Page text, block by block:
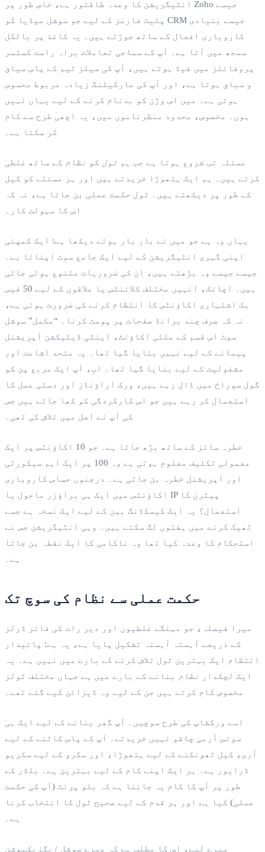
انٹیگریشن کا وعدہ طاقتور ہے، خاص طور پر Zoho جیسے
پلیٹ فارمز کے لیے جو سوشل میڈیا کو CRM جیسے بنیادی
کاروباری افعال کے ساتھ جوڑتے ہیں۔ یہ کاغذ پر بالکل
سمجھ میں آتا ہے۔ آپ کے سماجی تعاملات براہ راست کسٹمر
پروفائلز میں فیڈ ہوتے ہیں، آپ کی سیلز ٹیم کے پاس سیاق
و سباق ہوتا ہے، اور آپ کی مارکیٹنگ زیادہ مربوط محسوس
ہوتی ہے۔ میں اس وژن کو بدنام کرنے کے لیے یہاں نہیں
ہوں۔ مخصوص، محدود منظرناموں میں، یہ اچھی طرح سے کام
کر سکتا ہے۔
مسئلہ تب شروع ہوتا ہے جب ہم ٹول کو نظام کے ساتھ غلطی
کرتے ہیں۔ ہم ایک ہتھوڑا خریدتے ہیں اور ہر مسئلے کو کیل
کے طور پر دیکھتے ہیں۔ ٹول حکمت عملی بن جاتا ہے، نہ کہ
اس کا سہولت کار۔
یہاں وہ ہے جو میں نے بار بار ہوتے دیکھا ہے: ایک کمپنی
اپنی گہری انٹیگریشن کے لیے ایک جامع سوٹ اپناتا ہے۔
جیسے جیسے وہ بڑھتے ہیں، ان کی ضروریات متنوع ہوتی جاتی
ہیں۔ اچانک، انہیں مختلف کلائنٹس یا علاقوں کے لیے 50 فیس
بک اشتہاری اکاؤنٹس کا انتظام کرنے کی ضرورت ہوتی ہے،
نہ کہ صرف چند برانڈ صفحات پر پوسٹ کرنا۔ “مکمل” سوشل
سوٹ اس قسم کے ملٹی اکاؤنٹ، اینٹی ڈیٹیکشن آپریشنل
پیمانے کے لیے نہیں بنایا گیا تھا۔ یہ متحد اشاعت اور
مشغولیت کے لیے بنایا گیا تھا۔ اب، آپ ایک مربع پن کو
گول سوراخ میں ڈال رہے ہیں، ورک اراؤنڈز اور دستی عمل کا
استعمال کر رہے ہیں جو اس کارکردگی کو کھا جاتے ہیں جس
کی آپ نے اصل میں تلاش کی تھی۔
خطرہ سائز کے ساتھ بڑھ جاتا ہے۔ جو 10 اکاؤنٹس پر ایک
معمولی تکلیف معلوم ہوتی ہے وہ 100 پر ایک اہم سیکورٹی
اور آپریشنل خطرہ بن جاتی ہے۔ درجنوں حساس کاروباری
اکاؤنٹس میں ایک ہی براؤزر ماحول یا IP پیٹرن کا
استعمال؟ یہ ایک کیسکڈنگ بین کے لیے ایک نسخہ ہے جسے
ٹھیک کرنے میں ہفتوں لگ سکتے ہیں۔ وہی انٹیگریشن جس نے
استحکام کا وعدہ کیا تھا وہ ناکامی کا ایک نقطہ بن جاتا
ہے۔
حکمت عملی سے نظام کی سوچ تک
میرا فیصلہ، جو مہنگے غلطیوں اور دیر رات کی فائر ڈرلز
کے ذریعے آہستہ آہستہ تشکیل پایا ہے، یہ ہے: پائیدار
انتظام ایک بہترین ٹول تلاش کرنے کے بارے میں نہیں ہے۔ یہ
ایک لچکدار
نظام
بنانے کے بارے میں ہے جہاں مختلف ٹولز
مخصوص کام کرتے ہیں جن کے لیے وہ ڈیزائن کیے گئے تھے۔
اسے ورکشاپ کی طرح سوچیں۔ آپ گھر بنانے کے لیے ایک ہی
سوئس آرمی چاقو نہیں خریدتے۔ آپ کے پاس کاٹنے کے لیے
آری، کیل ٹھونکنے کے لیے ہتھوڑا، اور سکرو کے لیے سکریو
ڈرایور ہے۔ ہر ایک اپنے کام کے لیے بہترین ہے۔ بلڈر کے
طور پر آپ کا کام یہ جاننا ہے کہ بلو پرنٹ (آپ کی حکمت
عملی) کیا ہے اور ہر قدم کے لیے صحیح ٹول کا انتخاب کرنا
ہے۔
میرے لیے، اس کا مطلب ہے کہ میرے سوشل ایگزیکیوشن